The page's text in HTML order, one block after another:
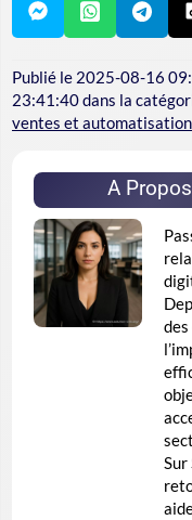
Publié le 2025-08-16
23:41:40dans la
ventes et automatisation
A
Sur